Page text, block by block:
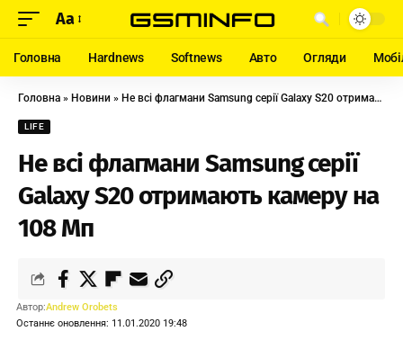
Aa
Головна Hardnews Softnews Авто Огляди
Головна » Новини » Не всі флагмани Samsung серії Galaxy S20 отримають камеру на 108 Мп
LIFE
Не всі флагмани Samsung серії
Galaxy S20 отримають камеру на
108 Мп
Останнє оновлення: 11.01.2020 19:48
Автор:Andrew Orobets